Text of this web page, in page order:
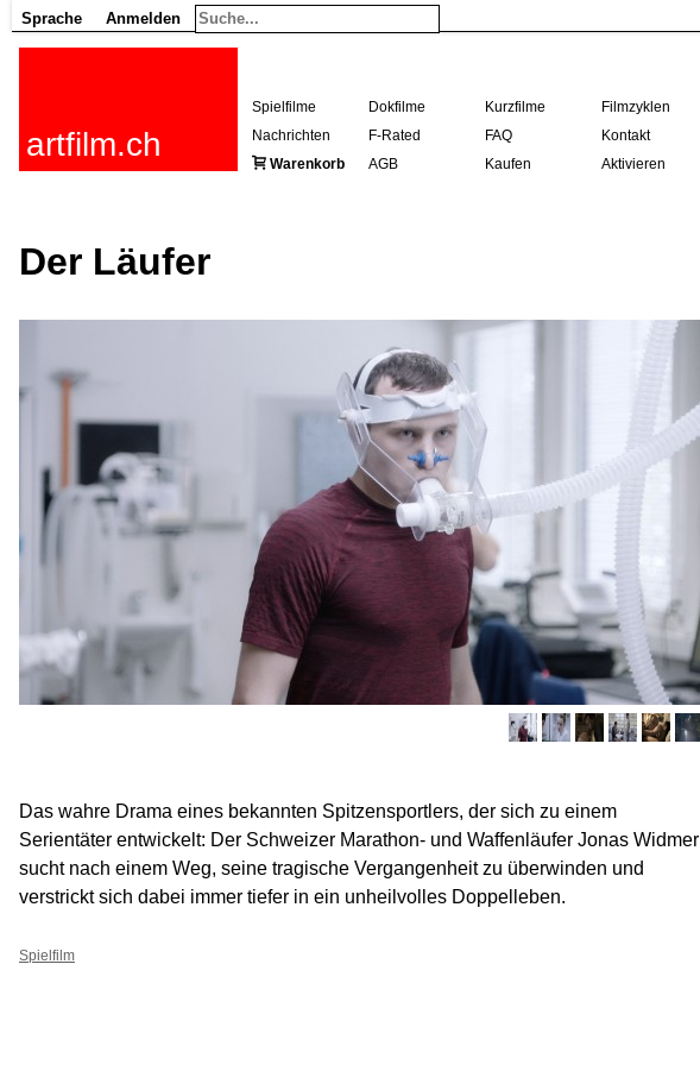
Sprache Anmelden
artfilm.ch
Spielfilme Dokfilme Kurzfilme Filmzyklen
Nachrichten
F-Rated FAQ Kontakt
Warenkorb
AGB Kaufen Aktivieren
Der Läufer
Das wahre Drama eines bekannten Spitzensportlers, der sich zu einem
Serientäter entwickelt: Der Schweizer Marathon- und Waffenläufer Jonas Widmer
sucht nach einem Weg, seine tragische Vergangenheit zu überwinden und
verstrickt sich dabei immer tiefer in ein unheilvolles Doppelleben.
Spielfilm
216.73.216.90